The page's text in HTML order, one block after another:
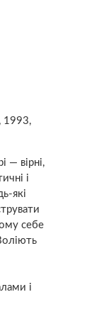
1993,
— вірні,
і
які
себе
і